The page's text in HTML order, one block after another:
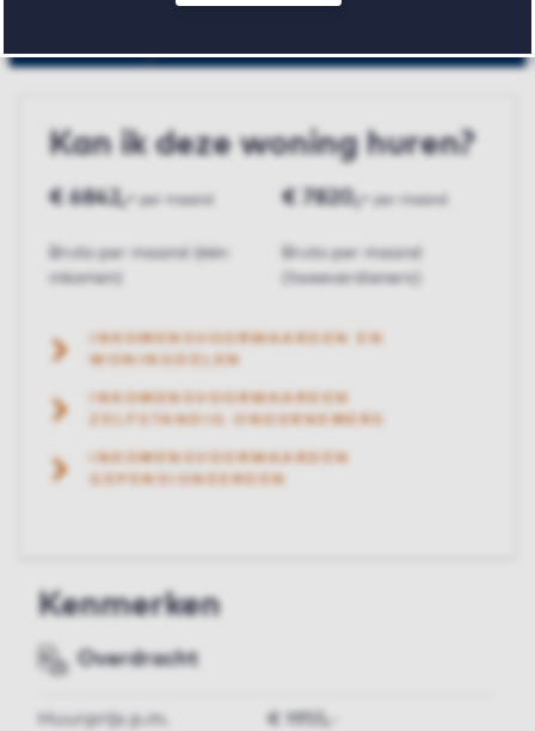
slaapkamer(s)
Kan ik deze woning huren?
€ 6842,-
Bruto per maand (één
inkomen)
€ 7820,-
Bruto per maand
(tweeverdieners)
INKOMENSVOORWAARDEN EN
INKOMENSVOORWAARDEN
ZELFSTANDIG ONDERNEMERS
INKOMENSVOORWAARDEN
GEPENSIONEERDEN
Kenmerken
Overdracht
Huurprijs p.m. € 1955,-